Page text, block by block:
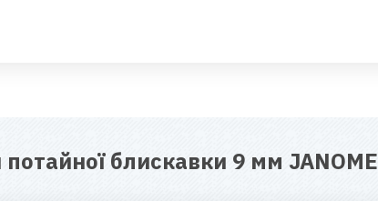
блискавки 9 мм JANOME